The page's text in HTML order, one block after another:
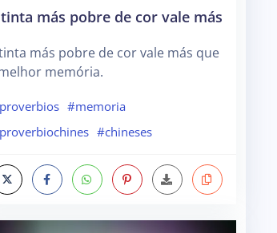
más pobre de cor vale más
más pobre de cor vale más que
memória.
#memoria
#chineses